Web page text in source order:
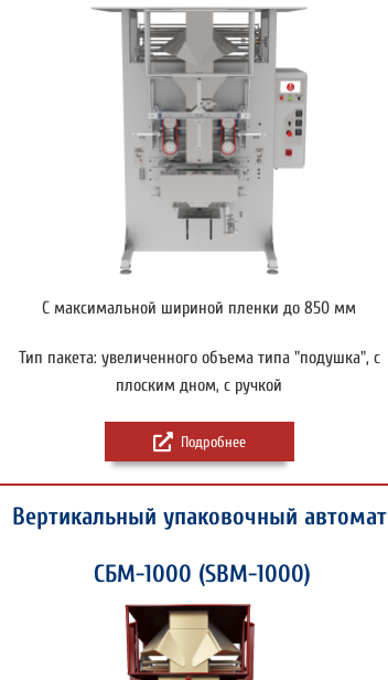
С максимальной шириной пленки до 850 мм
Тип пакета: увеличенного объема типа "подушка", с
плоским дном, с ручкой
Подробнее
Вертикальный упаковочный автомат
СБМ-1000 (SBM-1000)